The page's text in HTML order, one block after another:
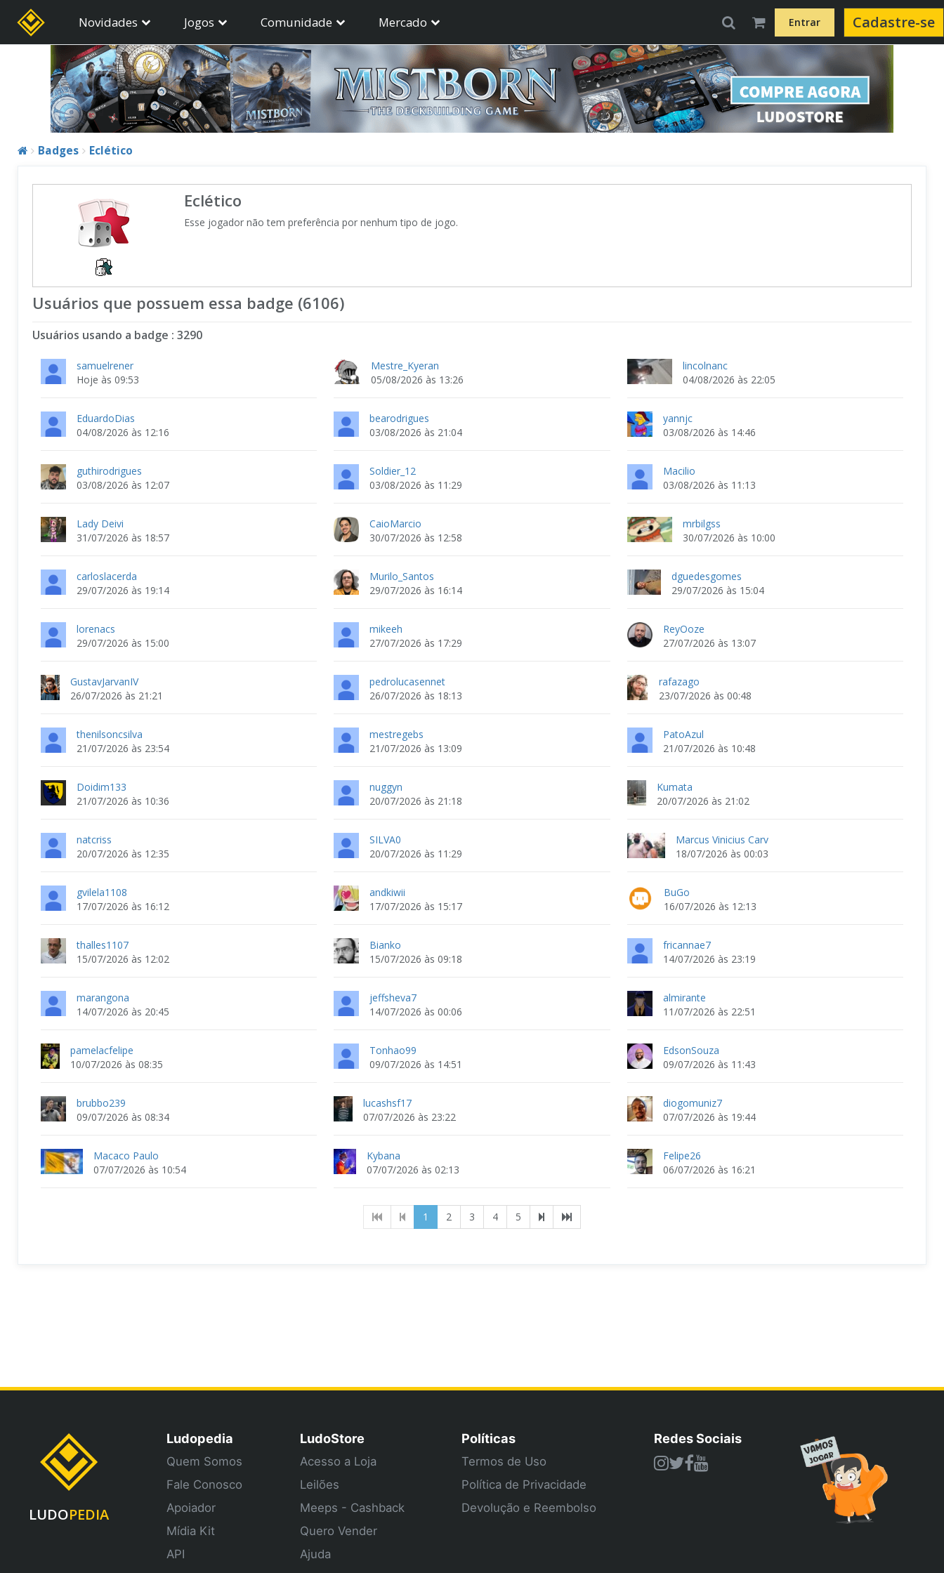
Novidades Jogos Comunidade Mercado Entrar Cadastre-se
Badges Eclético
Eclético
Esse jogador não tem preferência por nenhum tipo de jogo.
Usuários que possuem essa badge (6106)
Usuários usando a badge : 3290
samuelrener
Hoje às 09:53
Mestre_Kyeran
05/08/2026 às 13:26
lincolnanc
04/08/2026 às 22:05
EduardoDias
04/08/2026 às 12:16
bearodrigues
03/08/2026 às 21:04
yannjc
03/08/2026 às 14:46
guthirodrigues
03/08/2026 às 12:07
Soldier_12
03/08/2026 às 11:29
Macilio
03/08/2026 às 11:13
Lady Deivi
31/07/2026 às 18:57
CaioMarcio
30/07/2026 às 12:58
mrbilgss
30/07/2026 às 10:00
carloslacerda
29/07/2026 às 19:14
Murilo_Santos
29/07/2026 às 16:14
dguedesgomes
29/07/2026 às 15:04
lorenacs
29/07/2026 às 15:00
mikeeh
27/07/2026 às 17:29
ReyOoze
27/07/2026 às 13:07
GustavJarvanIV
26/07/2026 às 21:21
pedrolucasennet
26/07/2026 às 18:13
rafazago
23/07/2026 às 00:48
thenilsoncsilva
21/07/2026 às 23:54
mestregebs
21/07/2026 às 13:09
PatoAzul
21/07/2026 às 10:48
Doidim133
21/07/2026 às 10:36
nuggyn
20/07/2026 às 21:18
Kumata
20/07/2026 às 21:02
natcriss
20/07/2026 às 12:35
SILVA0
20/07/2026 às 11:29
Marcus Vinicius Carv
18/07/2026 às 00:03
gvilela1108
17/07/2026 às 16:12
andkiwii
17/07/2026 às 15:17
BuGo
16/07/2026 às 12:13
thalles1107
15/07/2026 às 12:02
Bianko
15/07/2026 às 09:18
fricannae7
14/07/2026 às 23:19
marangona
14/07/2026 às 20:45
jeffsheva7
14/07/2026 às 00:06
almirante
11/07/2026 às 22:51
pamelacfelipe
10/07/2026 às 08:35
Tonhao99
09/07/2026 às 14:51
EdsonSouza
09/07/2026 às 11:43
brubbo239
09/07/2026 às 08:34
lucashsf17
07/07/2026 às 23:22
diogomuniz7
07/07/2026 às 19:44
Macaco Paulo
07/07/2026 às 10:54
Kybana
07/07/2026 às 02:13
Felipe26
06/07/2026 às 16:21
1 (current)
2 3 4 5
LUDOPEDIA
Ludopedia
Quem Somos
Fale Conosco
Apoiador
Mídia Kit
API
LudoStore
Acesso a Loja
Leilões
Meeps - Cashback
Quero Vender
Ajuda
Políticas
Termos de Uso
Política de Privacidade
Devolução e Reembolso
Redes Sociais